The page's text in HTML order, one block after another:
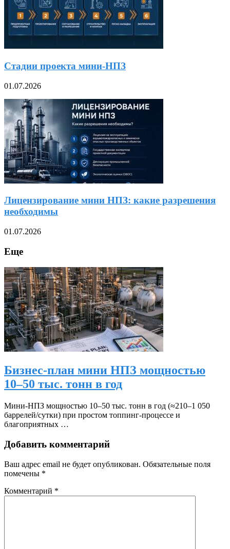
Стадии проекта мини-НПЗ
01.07.2026
Лицензирование мини НПЗ: какие разрешения
необходимы
01.07.2026
Еще
Бизнес-план мини НПЗ мощностью
10–50 тыс. тонн в год
Мини‑НПЗ мощностью 10–50 тыс. тонн в год (≈210–1 050
баррелей/сутки) при простом топпинг‑процессе и
благоприятных …
Добавить комментарий
Ваш адрес email не будет опубликован. Обязательные поля
помечены *
Комментарий *